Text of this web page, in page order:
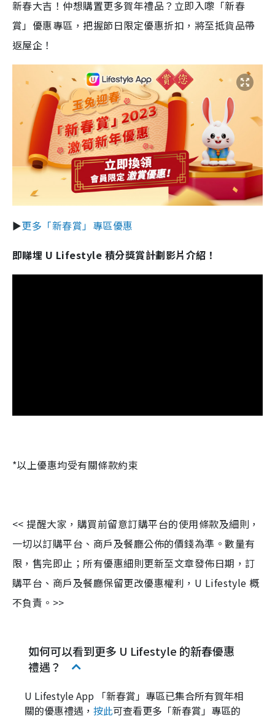
新春大吉！仲想購置更多賀年禮品？立即入嚟「新春
賞」優惠專區，把握節日限定優惠折扣，將至抵貨品帶
返屋企！
►更多「新春賞」專區優惠
即睇埋 U Lifestyle 積分獎賞計劃影片介紹！
*以上優惠均受有關條款約束
<< 提醒大家，購買前留意訂購平台的使用條款及細則，
一切以訂購平台、商戶及餐廳公佈的價錢為準。數量有
限，售完即止；所有優惠細則更新至文章發佈日期，訂
購平台、商戶及餐廳保留更改優惠權利，U Lifestyle 概
不負責。>>
如何可以看到更多 U Lifestyle 的新春優惠
禮遇？
U Lifestyle App 「新春賞」專區已集合所有賀年相
關的優惠禮遇， 按此可查看更多「新春賞」專區的